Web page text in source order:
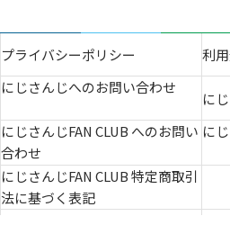
にじさんじ総合
にじさんじ総合ファ
この機能を使用するに
ログ
プライバシーポリシー
利
にじさんじへのお問い合わせ
に
にじさんじFAN CLUB へのお問い
合わせ
に
にじさんじFAN CLUB 特定商取引
法に基づく表記